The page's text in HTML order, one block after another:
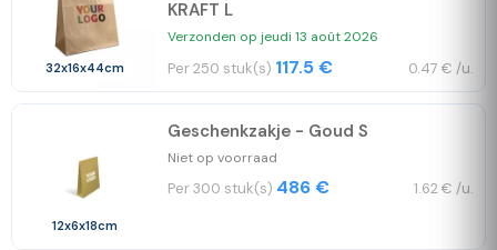
32x16x44cm
KRAFT L
Verzonden op jeudi 13 août 2026
Per 250 stuk(s) 117.5 € 0.47 € /u.
12x6x18cm
Geschenkzakje - Goud S
Niet op voorraad
Per 300 stuk(s) 486 € 1.62 € /u.